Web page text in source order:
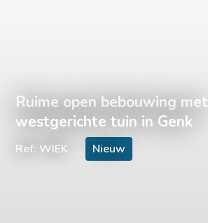
Ruime open bebouwing met
westgerichte tuin in Genk
Ref: WIEK Nieuw